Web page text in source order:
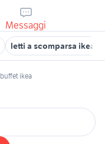
Messaggi
letti a scomparsa ikea
ikea